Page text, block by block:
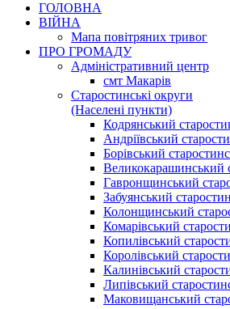
ГОЛОВНА
ВІЙНА
Мапа повітряних тривог
ПРО ГРОМАДУ
Aдміністративний центр
смт Макарів
Старостинські округи
(Населені пункти)
Кодрянський
Андріївський
Борівський
Великокарашинський
Гавронщинський
Забуянський
Колонщинський
Комарівський
Копилівський
Королівський
Калинівський
Липівський
Маковищанський